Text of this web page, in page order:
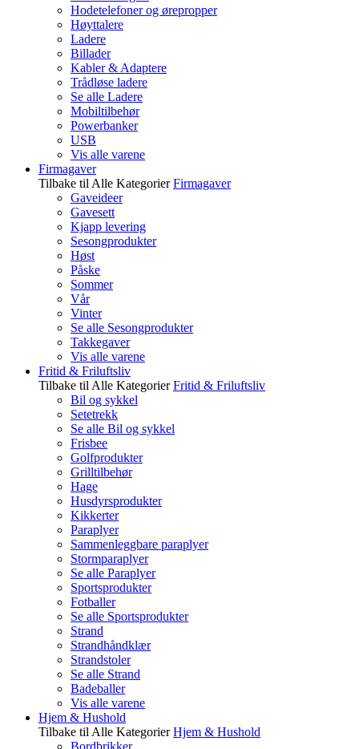
Hodetelefoner og ørepropper
Høyttalere
Ladere
Billader
Kabler & Adaptere
Trådløse ladere
Se alle Ladere
Mobiltilbehør
Powerbanker
USB
Vis alle varene
Firmagaver
Tilbake til Alle Kategorier Firmagaver
Gaveideer
Gavesett
Kjapp levering
Sesongprodukter
Høst
Påske
Sommer
Vår
Vinter
Se alle Sesongprodukter
Takkegaver
Vis alle varene
Fritid & Friluftsliv
Tilbake til Alle Kategorier Fritid & Friluftsliv
Bil og sykkel
Setetrekk
Se alle Bil og sykkel
Frisbee
Golfprodukter
Grilltilbehør
Hage
Husdyrsprodukter
Kikkerter
Paraplyer
Sammenleggbare paraplyer
Stormparaplyer
Se alle Paraplyer
Sportsprodukter
Fotballer
Se alle Sportsprodukter
Strand
Strandhåndklær
Strandstoler
Se alle Strand
Badeballer
Vis alle varene
Hjem & Hushold
Tilbake til Alle Kategorier Hjem & Hushold
Bordbrikker